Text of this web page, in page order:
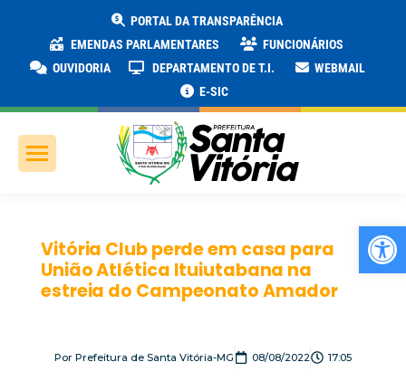
PORTAL DA TRANSPARÊNCIA
EMENDAS PARLAMENTARES
FUNCIONÁRIOS
OUVIDORIA
DEPARTAMENTO DE T.I.
WEBMAIL
E-SIC
Vitória Club perde em casa para
União Atlética Ituiutabana na
estreia do Campeonato Amador
Por Prefeitura de Santa Vitória-MG 08/08/2022 17:05